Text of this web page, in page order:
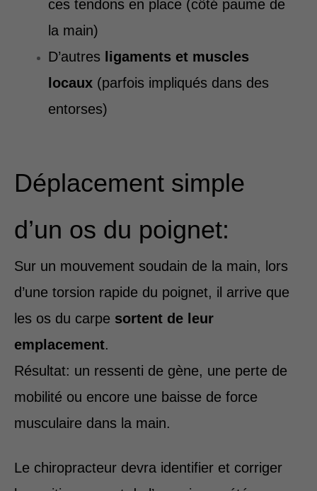
ces tendons en place (côté paume de
la main)
D’autres
ligaments et muscles
locaux (parfois impliqués dans des
entorses)
Déplacement simple
d’un os du poignet:
Sur un mouvement soudain de la main, lors
d’une torsion rapide du poignet, il arrive que
les os du carpe sortent de leur
emplacement.
Résultat: un ressenti de gène, une perte de
mobilité ou encore une baisse de force
musculaire dans la main.
Le chiropracteur devra identifier et corriger